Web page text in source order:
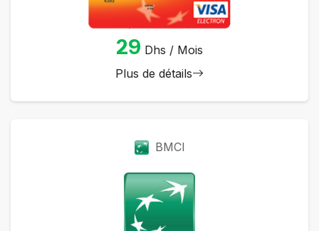
29 Dhs / Mois
Plus de détails
BMCI